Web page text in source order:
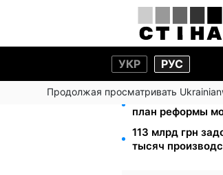
УКР РУС
Продолжая просматривать
200+ тысяч в
план реформы
113 млрд грн
тысяч